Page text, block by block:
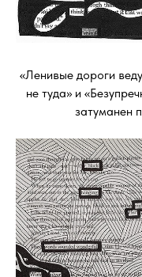
«Ленивые дороги
не туда» и
затуманен